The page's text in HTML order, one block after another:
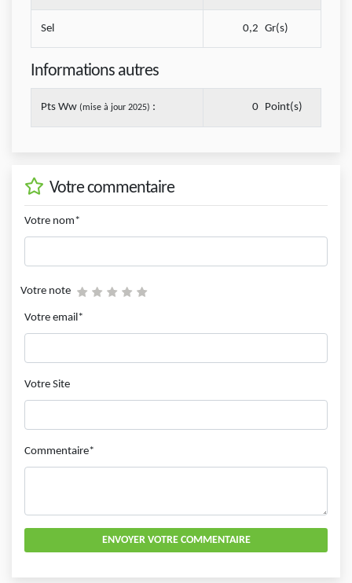
Sel 0,2 Gr(s)
Informations autres
Pts Ww (mise à jour 2025) : 0 Point(s)
Votre commentaire
Votre nom*
Votre note
Votre email*
Votre Site
Commentaire*
ENVOYER VOTRE COMMENTAIRE